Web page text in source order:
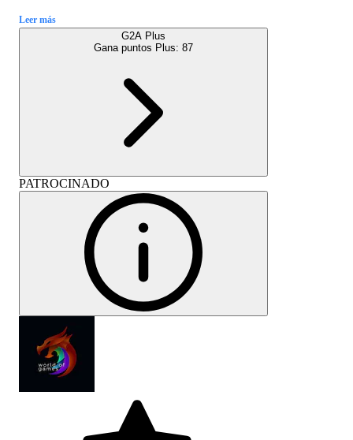
Leer más
G2A Plus
Gana puntos Plus: 87
PATROCINADO